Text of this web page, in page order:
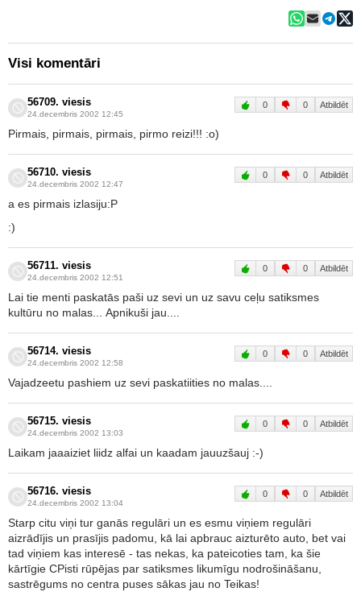
Visi komentāri
56709. viesis
24.decembris 2002 12:45
0 0 Atbildēt
Pirmais, pirmais, pirmais, pirmo reizi!!! :o)
56710. viesis
24.decembris 2002 12:47
0 0 Atbildēt
a es pirmais izlasiju:P
:)
56711. viesis
24.decembris 2002 12:51
0 0 Atbildēt
Lai tie menti paskatās paši uz sevi un uz savu ceļu satiksmes
kultūru no malas... Apnikuši jau....
56714. viesis
24.decembris 2002 12:58
0 0 Atbildēt
Vajadzeetu pashiem uz sevi paskatiities no malas....
56715. viesis
24.decembris 2002 13:03
0 0 Atbildēt
Laikam jaaaiziet liidz alfai un kaadam jauuzšauj :-)
56716. viesis
24.decembris 2002 13:04
0 0 Atbildēt
Starp citu viņi tur ganās regulāri un es esmu viņiem regulāri
aizrādījis un prasījis padomu, kā lai apbrauc aizturēto auto, bet vai
tad viņiem kas interesē - tas nekas, ka pateicoties tam, ka šie
kārtīgie CPisti rūpējas par satiksmes likumīgu nodrošināšanu,
sastrēgums no centra puses sākas jau no Teikas!